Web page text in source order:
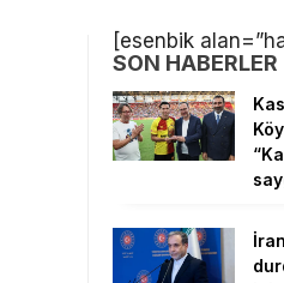
[esenbik
SON HABERLER